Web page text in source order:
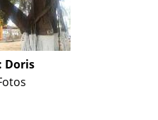
Doris